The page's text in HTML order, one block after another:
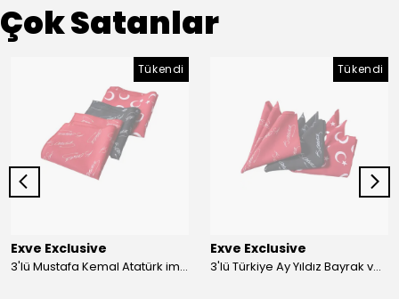
Çok Satanlar
Tükendi
Exve Exclusive
3'lü Mustafa Kemal Atatürk imzalı ve Türkiye Ay Yıldız Bayraklı Kadın Fular Seti
Tükendi
Exve Exclusive
3'lü Türkiye Ay Yıldız Bayrak ve Mustafa Kemal Atatürk imzalı Kırmızı Siyah Yaka Mendili Seti